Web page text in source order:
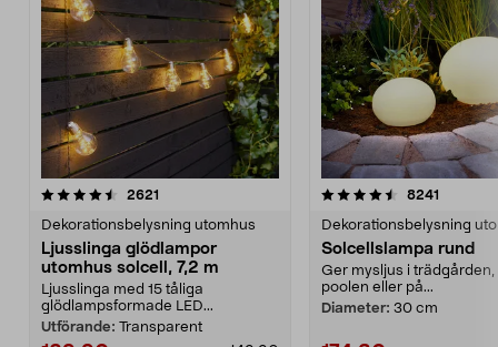
2621
Dekorationsbelysning utomhus
Ljusslinga glödlampor
utomhus solcell, 7,2 m
Ljusslinga med 15 tåliga
glödlampsformade LED...
Utförande: Transparent
4.5 av 5 stjärnor 8241
Dekorationsbelysning
Solcellslampa rund
Ger mysljus i trädgården,
poolen eller på...
Diameter: 30 cm
4.5 av 5 stjärnor